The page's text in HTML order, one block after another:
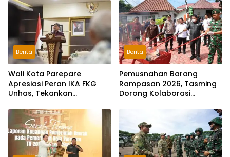
Berita
Wali Kota Parepare
Apresiasi Peran IKA FKG
Unhas, Tekankan
dan Sinergi
Berita
Pemusnahan Barang
Rampasan 2026, Tasming
Dorong Kolaborasi